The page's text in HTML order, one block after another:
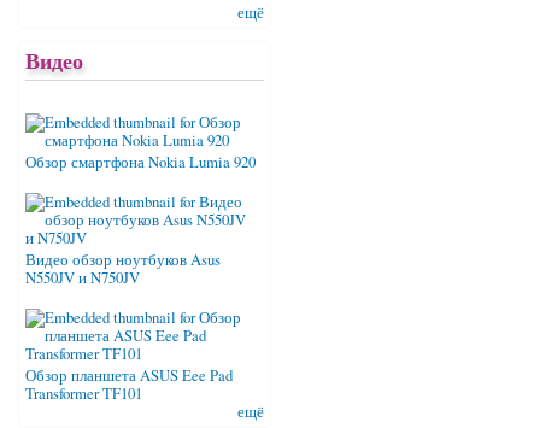
ещё
Видео
Обзор смартфона Nokia Lumia 920
Видео обзор ноутбуков Asus
N550JV и N750JV
Обзор планшета ASUS Eee Pad
Transformer TF101
ещё